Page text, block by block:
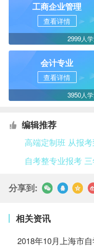
工商企业管理
查看详情
2999人
会计专业
查看详情
3950人
编辑推荐
高端定制班 从报
自考整专业报考
分享到:
相关资讯